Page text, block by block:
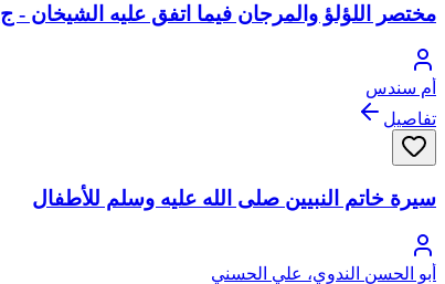
مختصر اللؤلؤ والمرجان فيما اتفق عليه الشيخان - ج 1، وبذيله: متن تحفة الأطفال، متن المنظومة البيقونية، متن القواعد الفقهية
أم سندس
تفاصيل
سيرة خاتم النبيين صلى الله عليه وسلم للأطفال
أبو الحسن الندوي، علي الحسني